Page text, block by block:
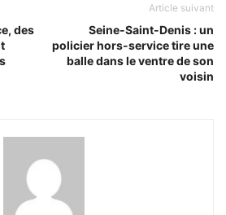
des
Article suivant
Seine-Saint-Denis : un
policier hors-service tire une
balle dans le ventre de son
voisin